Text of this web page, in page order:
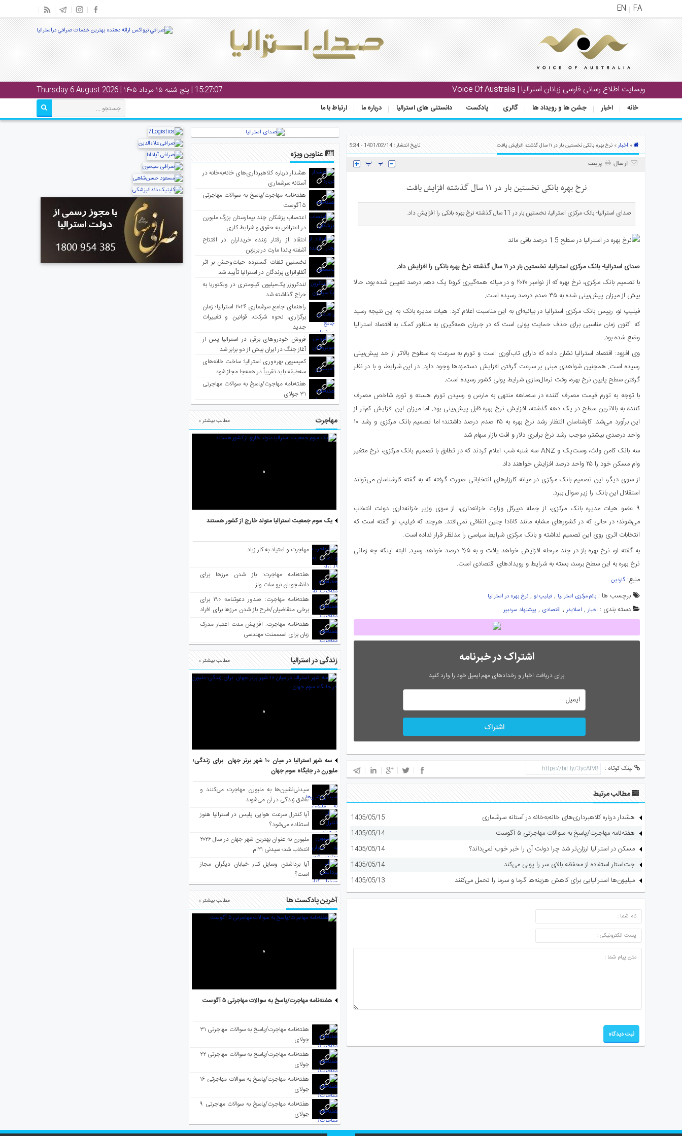
FA
EN
وبسایت اطلاع رسانی فارسی زبانان استرالیا | Voice Of Australia 15:27:07 | پنج شنبه ۱۵ مرداد ۱۴۰۵ | Thursday 6 August 2026
خانه اخبار جشن ها و رویداد ها گالری پادکست دانستنی های استرالیا درباره ما ارتباط با ما
منوی
اصلی
خانه
ها
» اخبار» نرخ بهره بانکی نخستین بار در ۱۱ سال گذشته افزایش یافت تاریخ انتشار : 1401/02/14 - 5:34
ارسال پرینت
نرخ بهره بانکی نخستین بار در ۱۱ سال گذشته افزایش یافت
صدای استرالیا- بانک مرکزی استرالیا، نخستین بار در 11 سال گذشته نرخ بهره بانکی را افزایش داد.
صدای استرالیا- بانک مرکزی استرالیا، نخستین بار در ۱۱ سال گذشته نرخ بهره بانکی را افزایش داد.
با تصمیم بانک مرکزی، نرخ بهره که از نوامبر ۲۰۲۰ و در میانه همه‌گیری کرونا یک دهم درصد تعیین شده بود، حالا
بیش از میزان پیش‌بینی شده به ۳۵ صدم درصد رسیده است.
فیلیپ لو، رییس بانک مرکزی استرالیا در بیانیه‌ای به این مناسبت اعلام کرد: هیات مدیره بانک به این نتیجه رسید
که اکنون زمان مناسبی برای حذف حمایت پولی است که در جریان همه‌گیری به منظور کمک به اقتصاد استرالیا
وضع شده بود.
وی افزود: اقتصاد استرالیا نشان داده که دارای تاب‌آوری است و تورم به سرعت به سطوح بالاتر از حد پیش‌بینی
رسیده است. همچنین شواهدی مبنی بر سرعت گرفتن افزایش دستمزدها وجود دارد. در این شرایط، و با در نظر
گرفتن سطح پایین نرخ بهره، وقت نرمال‌سازی شرایط پولی کشور رسیده است.
با توجه به تورم قیمت مصرف کننده در سه‌ماهه منتهی به مارس و رسیدن تورم هسته و تورم شاخص مصرف
کننده به بالاترین سطح در یک دهه گذشته، افزایش نرخ بهره قابل پیش‌بینی بود. اما میزان این افزایش کم‌تر از
این برآورد می‌شد. کارشناسان انتظار رشد نرخ بهره به ۲۵ صدم درصد داشتند؛ اما تصمیم بانک مرکزی و رشد ۱۰
واحد درصدی بیشتر، موجب رشد نرخ برابری دلار و افت بازار سهام شد.
سه بانک کامن ولث، وست‌پک و ANZ سه شنبه شب اعلام کردند که در تطابق با تصمیم بانک مرکزی، نرخ متغیر
وام مسکن خود را ۲۵ واحد درصد افزایش خواهند داد.
از سوی دیگر، این تصمیم بانک مرکزی در میانه کارزارهای انتخاباتی صورت گرفته که به گفته کارشناسان می‌تواند
استقلال این بانک را زیر سوال ببرد.
۹ عضو هیات مدیره بانک مرکزی، از جمله دبیرکل وزارت خزانه‌داری، از سوی وزیر خزانه‌داری دولت انتخاب
می‌شوند؛ در حالی که در کشورهای مشابه مانند کانادا چنین اتفاقی نمی‌افتد. هرچند که فیلیپ لو گفته است که
انتخابات اثری روی این تصمیم نداشته و بانک مرکزی شرایط سیاسی را مدنظر قرار نداده است.
به گفته لو، نرخ بهره باز در چند مرحله افزایش خواهد یافت و به ۲٫۵ درصد خواهد رسید. البته اینکه چه زمانی
نرخ بهره به این سطح برسد، بسته به شرایط و رویدادهای اقتصادی است.
منبع: گاردین
برچسب ها : بانم مرکزی استرالیا , فیلیپ لو , نرخ بهره در استرالیا
دسته بندی : اخبار, اسلایدر, اقتصادی , پیشنهاد سردبیر
اشتراک در خبرنامه
برای دریافت اخبار و رخدادهای مهم ایمیل خود را وارد کنید
اشتراک
لینک کوتاه :
مطالب مرتبط
هشدار درباره کلاهبرداری‌های خانه‌به‌خانه در آستانه سرشماری 1405/05/15
هفته‌نامه مهاجرت/پاسخ به سوالات مهاجرتی ۵ آگوست 1405/05/14
مسکن در استرالیا ارزان‌تر شد چرا دولت آن را خبر خوب نمی‌داند؟ 1405/05/14
جت‌استار استفاده از محفظه بالای سر را پولی می‌کند 1405/05/14
میلیون‌ها استرالیایی برای کاهش هزینه‌ها گرما و سرما را تحمل می‌کنند 1405/05/13
ارسال دیدگاه
عناوین ویژه
هشدار درباره کلاهبرداری‌های خانه‌به‌خانه در
آستانه سرشماری
هفته‌نامه مهاجرت/پاسخ به سوالات مهاجرتی
۵ آگوست
اعتصاب پزشکان چند بیمارستان بزرگ ملبورن
در اعتراض به حقوق و شرایط کاری
انتقاد از رفتار زننده خریداران در افتتاح
آشفته پاندا مارت در بریزبن
نخستین تلفات گسترده حیات‌وحش بر اثر
آنفلوانزای پرندگان در استرالیا تأیید شد
لندکروزر یک‌میلیون کیلومتری در ویکتوریا به
حراج گذاشته شد
راهنمای جامع سرشماری ۲۰۲۶ استرالیا؛ زمان
برگزاری، نحوه شرکت، قوانین و تغییرات
جدید
فروش خودروهای برقی در استرالیا پس از
آغاز جنگ در ایران بیش از دو برابر شد
کمیسیون بهره‌وری استرالیا: ساخت خانه‌های
سه‌طبقه باید تقریباً در همه‌جا مجاز شود
هفته‌نامه مهاجرت/پاسخ به سوالات مهاجرتی
۳۱ جولای
مهاجرت مطالب بیشتر »
یک سوم جمعیت استرالیا متولد خارج از کشور هستند
مهاجرت و اعتیاد به کار زیاد
هفته‌نامه مهاجرت: باز شدن مرزها برای
دانشجویان نیو سات ولز
هفته‌نامه مهاجرت: صدور دعوتنامه ۱۹۰ برای
برخی متقاضیان/طرح باز شدن مرزها برای افراد
واکسینه شده
هفته‌نامه مهاجرت: افزایش مدت اعتبار مدرک
زبان برای اسسمنت مهندسی
زندگی در استرالیا مطالب بیشتر »
سه شهر استرالیا در میان ۱۰ شهر برتر جهان برای زندگی؛
ملبورن در جایگاه سوم جهان
سیدنی‌نشین‌ها به ملبورن مهاجرت می‌کنند و
عاشق زندگی در آن می‌شوند
آیا کنترل سرعت هوایی پلیس در استرالیا هنوز
استفاده می‌شود؟
ملبورن به عنوان بهترین شهر جهان در سال ۲۰۲۶
انتخاب شد؛ سیدنی ۲۱‌ام
آیا برداشتن وسایل کنار خیابان دیگران مجاز
است؟
آخرین پادکست ها مطالب بیشتر »
هفته‌نامه مهاجرت/پاسخ به سوالات مهاجرتی ۵ آگوست
هفته‌نامه مهاجرت/پاسخ به سوالات مهاجرتی ۳۱
جولای
هفته‌نامه مهاجرت/پاسخ به سوالات مهاجرتی ۲۲
جولای
هفته‌نامه مهاجرت/پاسخ به سوالات مهاجرتی ۱۶
جولای
هفته‌نامه مهاجرت/پاسخ به سوالات مهاجرتی ۹
جولای